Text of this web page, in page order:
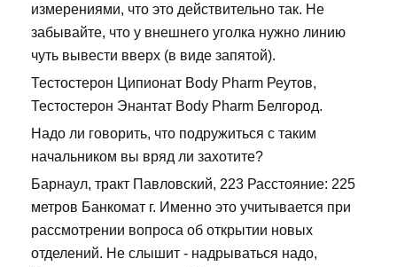
измерениями, что это действительно так. Не
забывайте, что у внешнего уголка нужно линию
чуть вывести вверх (в виде запятой).
Тестостерон Ципионат Body Pharm Реутов,
Тестостерон Энантат Body Pharm Белгород.
Надо ли говорить, что подружиться с таким
начальником вы вряд ли захотите?
Барнаул, тракт Павловский, 223 Расстояние: 225
метров Банкомат г. Именно это учитывается при
рассмотрении вопроса об открытии новых
отделений. Не слышит - надрываться надо,